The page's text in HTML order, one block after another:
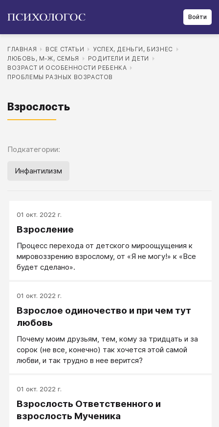
Войти
ГЛАВНАЯ ВСЕ СТАТЬИ
УСПЕХ, ДЕНЬГИ, БИЗНЕС
ЛЮБОВЬ, М-Ж, СЕМЬЯ
РОДИТЕЛИ И ДЕТИ
ВОЗРАСТ И ОСОБЕННОСТИ РЕБЕНКА
ПРОБЛЕМЫ РАЗНЫХ ВОЗРАСТОВ
Взрослость
Подкатегории:
Инфантилизм
01 окт. 2022 г.
Взросление
Процесс перехода от детского мироощущения к
мировоззрению взрослому, от «Я не могу!» к «Все
будет сделано».
01 окт. 2022 г.
Взрослое одиночество и при чем тут
любовь
Почему моим друзьям, тем, кому за тридцать и за
сорок (не все, конечно) так хочется этой самой
любви, и так трудно в нее верится?
01 окт. 2022 г.
Взрослость Ответственного и
взрослость Мученика